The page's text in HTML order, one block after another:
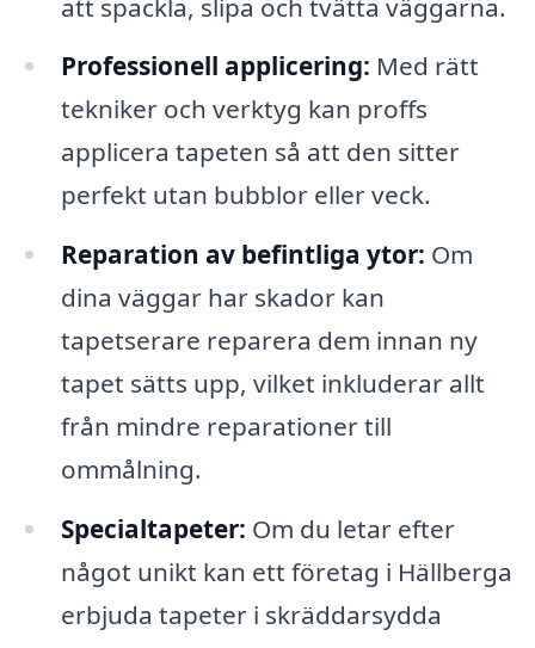
att spackla, slipa och tvätta väggarna.
Professionell applicering: Med rätt
tekniker och verktyg kan proffs
applicera tapeten så att den sitter
perfekt utan bubblor eller veck.
Reparation av befintliga ytor: Om
dina väggar har skador kan
tapetserare reparera dem innan ny
tapet sätts upp, vilket inkluderar allt
från mindre reparationer till
ommålning.
Specialtapeter: Om du letar efter
något unikt kan ett företag i Hällberga
erbjuda tapeter i skräddarsydda